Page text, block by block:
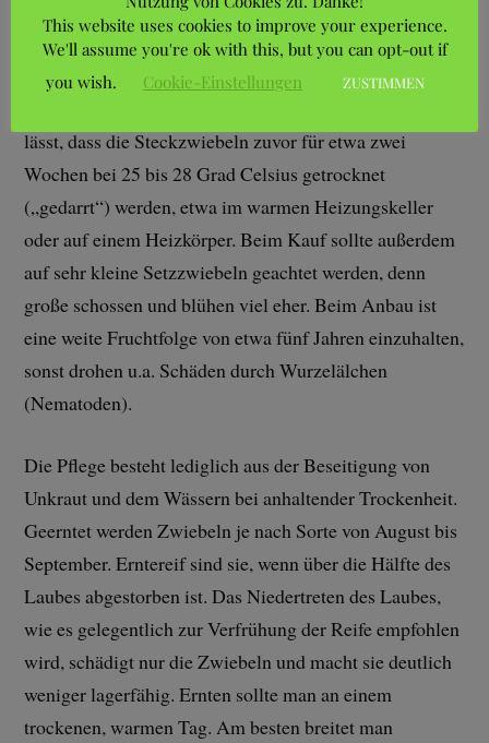
Lehmböden mit gutem Nährstoffgehalt in voller Sonne.
Leider neigen Steckzwiebeln gelegentlich zum
lässt, dass die Steckzwiebeln zuvor für etwa zwei
Wochen bei 25 bis 28 Grad Celsius getrocknet
(„gedarrt“) werden, etwa im warmen Heizungskeller
oder auf einem Heizkörper. Beim Kauf sollte außerdem
auf sehr kleine Setzzwiebeln geachtet werden, denn
große schossen und blühen viel eher. Beim Anbau ist
eine weite Fruchtfolge von etwa fünf Jahren einzuhalten,
sonst drohen u.a. Schäden durch Wurzelälchen
(Nematoden).
Die Pflege besteht lediglich aus der Beseitigung von
Unkraut und dem Wässern bei anhaltender Trockenheit.
Geerntet werden Zwiebeln je nach Sorte von August bis
September. Erntereif sind sie, wenn über die Hälfte des
Laubes abgestorben ist. Das Niedertreten des Laubes,
wie es gelegentlich zur Verfrühung der Reife empfohlen
wird, schädigt nur die Zwiebeln und macht sie deutlich
weniger lagerfähig. Ernten sollte man an einem
trockenen, warmen Tag. Am besten breitet man
This website uses cookies to improve your experience.
We'll assume you're ok with this, but you can opt-out if
you wish.
Cookie-Einstellungen ZUSTIMMEN